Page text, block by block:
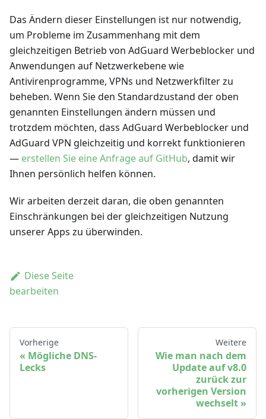
Das Ändern dieser Einstellungen ist nur notwendig,
um Probleme im Zusammenhang mit dem
gleichzeitigen Betrieb von AdGuard Werbeblocker und
Anwendungen auf Netzwerkebene wie
Antivirenprogramme, VPNs und Netzwerkfilter zu
beheben. Wenn Sie den Standardzustand der oben
genannten Einstellungen ändern müssen und
trotzdem möchten, dass AdGuard Werbeblocker und
AdGuard VPN gleichzeitig und korrekt funktionieren
— erstellen Sie eine Anfrage auf GitHub, damit wir
Ihnen persönlich helfen können.
Wir arbeiten derzeit daran, die oben genannten
Einschränkungen bei der gleichzeitigen Nutzung
unserer Apps zu überwinden.
Diese Seite
bearbeiten
Vorherige
Mögliche DNS-
Lecks
Weitere
Wie man nach dem
Update auf v8.0
zurück zur
vorherigen Version
wechselt